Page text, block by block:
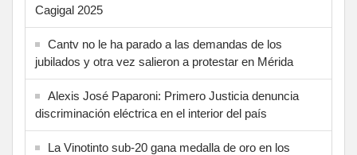
Cagigal 2025
Cantv no le ha parado a las demandas de los
jubilados y otra vez salieron a protestar en Mérida
Alexis José Paparoni: Primero Justicia denuncia
discriminación eléctrica en el interior del país
La Vinotinto sub-20 gana medalla de oro en los